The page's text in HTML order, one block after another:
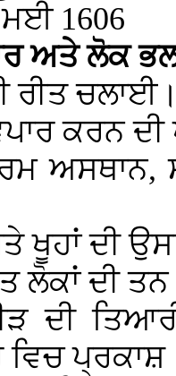
ਮਈ 1606
ਅਤੇ ਲੋਕ
ਰੀਤ
ਕਰਨ
ਅਸਥਾਨ,
ਖੂਹਾਂ ਦੀ
ਲੋਕਾਂ ਦੀ
ਦੀ